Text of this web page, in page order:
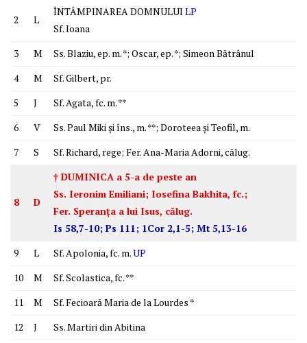
2 L
ÎNTÂMPINAREA DOMNULUI LP
Sf. Ioana
3
M
Ss. Blaziu, ep. m. *; Oscar, ep. *; Simeon Bătrânul
4
M
Sf. Gilbert, pr.
5
J
Sf. Agata, fc. m. **
6
V
Ss. Paul Miki şi îns., m. **; Doroteea şi Teofil, m.
7
S Sf. Richard, rege; Fer. Ana-Maria Adorni, călug.
8 D
† DUMINICA a 5-a de peste an
Ss. Ieronim Emiliani; Iosefina Bakhita, fc.;
Fer. Speranţa a lui Isus, călug.
Is 58,7-10; Ps 111; 1Cor 2,1-5; Mt 5,13-16
9
L Sf. Apolonia, fc. m.UP
10
M
Sf. Scolastica, fc. **
11
M
Sf. Fecioară Maria de la Lourdes *
12
J
Ss. Martiri din Abitina